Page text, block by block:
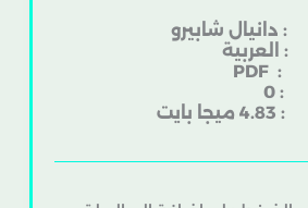
شابيرو
:
0